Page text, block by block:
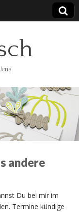
andere
Du bei mir im
Termine kündige